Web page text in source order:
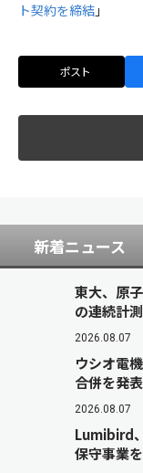
ト契約を締結 」
ポスト
新着ニュース
東大、原
の連続計
2026.08.07
ウシオ電
合併を発表
2026.08.07
Lumibird
保守事業